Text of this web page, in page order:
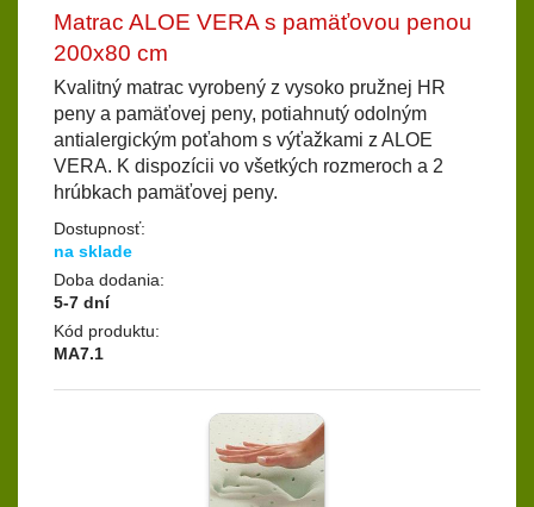
Matrac ALOE VERA s pamäťovou penou
200x80 cm
Kvalitný matrac vyrobený z vysoko pružnej HR
peny a pamäťovej peny, potiahnutý odolným
antialergickým poťahom s výťažkami z ALOE
VERA. K dispozícii vo všetkých rozmeroch a 2
hrúbkach pamäťovej peny.
Dostupnosť:
na sklade
Doba dodania:
5-7 dní
Kód produktu:
MA7.1